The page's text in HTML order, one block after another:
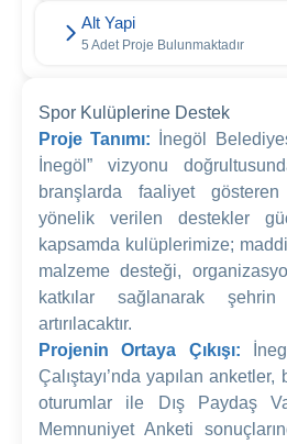
Alt Yapi
5 Adet Proje Bulunmaktadır
Spor Kulüplerine Destek
Proje Tanımı:
İnegöl
İnegöl” vizyonu
branşlarda faaliyet
yönelik verilen destekler
kapsamda kulüplerimize;
malzeme desteği,
katkılar sağlanarak
artırılacaktır.
Projenin Ortaya Çıkışı:
Çalıştayı’nda yapılan
oturumlar ile Dış Paydaş
Memnuniyet Anketi